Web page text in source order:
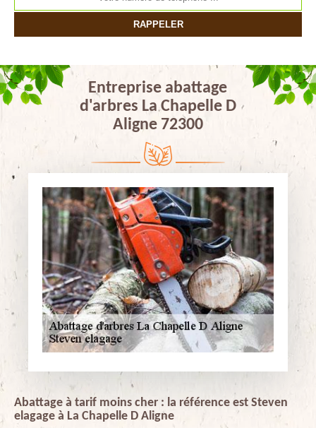
Entreprise abattage
d'arbres La Chapelle D
Aligne 72300
Abattage à tarif moins cher : la référence est Steven
elagage à La Chapelle D Aligne